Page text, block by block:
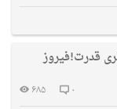
قدرت!فیروز
۰
۶۸۵